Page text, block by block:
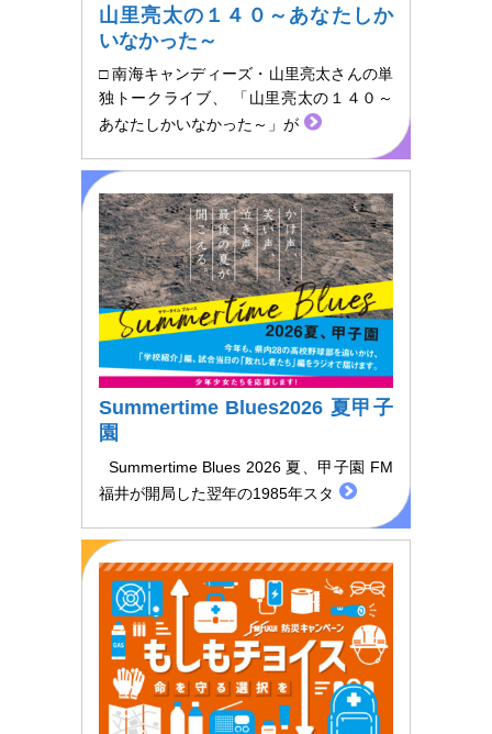
山里亮太の１４０～あなたしか
いなかった～
□ 南海キャンディーズ・山里亮太さんの単
独トークライブ、 「山里亮太の１４０～
あなたしかいなかった～」が
Summertime Blues2026 夏甲子
園
Summertime Blues 2026 夏、甲子園 FM
福井が開局した翌年の1985年スタ